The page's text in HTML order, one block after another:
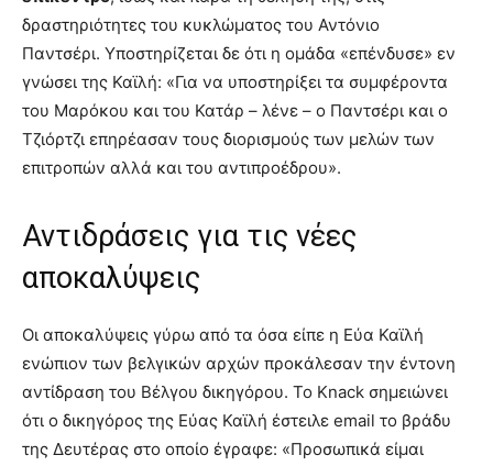
δραστηριότητες του κυκλώματος του Αντόνιο
Παντσέρι. Υποστηρίζεται δε ότι η ομάδα «επένδυσε» εν
γνώσει της Καϊλή: «Για να υποστηρίξει τα συμφέροντα
του Μαρόκου και του Κατάρ – λένε – ο Παντσέρι και ο
Τζιόρτζι επηρέασαν τους διορισμούς των μελών των
επιτροπών αλλά και του αντιπροέδρου».
Αντιδράσεις για τις νέες
αποκαλύψεις
Οι αποκαλύψεις γύρω από τα όσα είπε η Εύα Καϊλή
ενώπιον των βελγικών αρχών προκάλεσαν την έντονη
αντίδραση του Βέλγου δικηγόρου. Το Knack σημειώνει
ότι ο δικηγόρος της Εύας Καϊλή έστειλε email το βράδυ
της Δευτέρας στο οποίο έγραφε: «Προσωπικά είμαι